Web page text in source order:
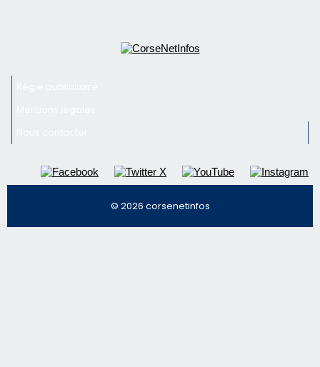
© 2026 corsenetinfos